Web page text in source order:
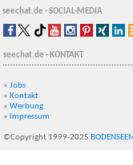
seechat.de - SOCIAL-MEDIA
seechat.de - KONTAKT
» Jobs
» Kontakt
» Werbung
» Impressum
©Copyright 1999-2025